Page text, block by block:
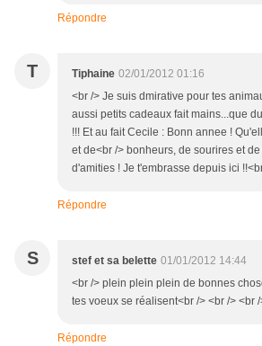
Répondre
T Tiphaine 02/01/2012 01:16
<br /> Je suis dmirative pour tes
aussi petits cadeaux fait mains...que
!!! Et au fait Cecile : Bonn annee !
et de<br /> bonheurs, de sourires et
d'amities ! Je t'embrasse depuis ici
Répondre
S stef et sa belette 01/01/2012 14:44
<br /> plein plein plein de bonnes
tes voeux se réalisent<br /> <br /> <br
Répondre